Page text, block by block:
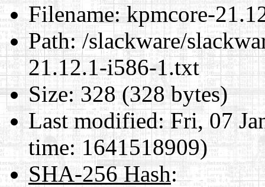
Filename:kpmcore-
Path:/slackware/
21.12.1-i586-1.txt
Size:328 (328 bytes)
Last modified:Fri, 07
time: 1641518909)
SHA-256 Hash: